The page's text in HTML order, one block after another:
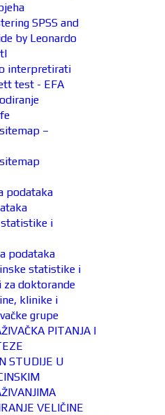
SPSS and
by Leonardo
interpretirati
test - EFA
–
podataka
i
podataka
statistike i
za doktorande
klinike i
grupe
PITANJA I
STUDIJE U
VELIČINE